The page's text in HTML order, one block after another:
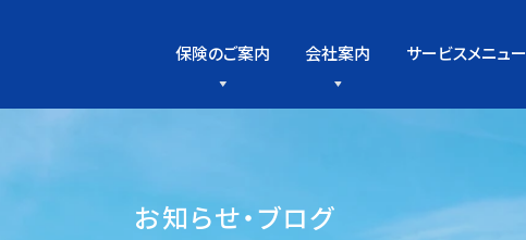
保険のご案内 会社案内 サービスメニュー
お知らせ・ブログ